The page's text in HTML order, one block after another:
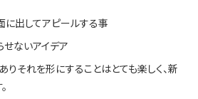
出してアピールする事
ないアイデア
それを形にすることはとても楽しく、新